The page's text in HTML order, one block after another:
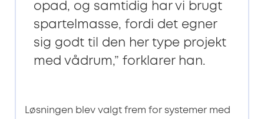
opad, og samtidig har vi brugt
spartelmasse, fordi det egner
sig godt til den her type projekt
med vådrum,” forklarer han.
Løsningen blev valgt frem for systemer med